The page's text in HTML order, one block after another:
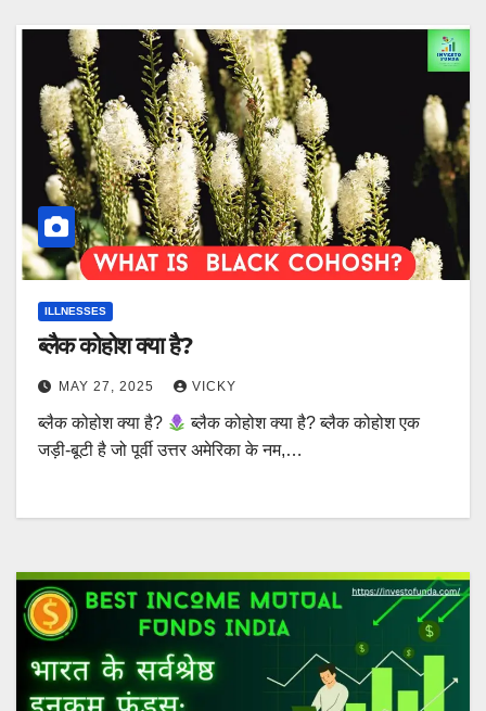
ILLNESSES
ब्लैक कोहोश क्या है?
MAY 27, 2025 VICKY
ब्लैक कोहोश क्या है?
ब्लैक कोहोश क्या है? ब्लैक कोहोश एक
जड़ी-बूटी है जो पूर्वी उत्तर अमेरिका के नम,…